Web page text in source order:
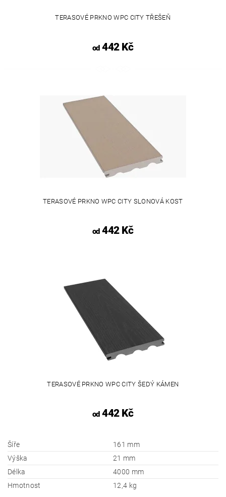
TERASOVÉ PRKNO WPC CITY TŘEŠEŇ
od442 Kč
TERASOVÉ PRKNO WPC CITY SLONOVÁ KOST
od442 Kč
TERASOVÉ PRKNO WPC CITY ŠEDÝ KÁMEN
od442 Kč
Šíře
161 mm
Výška
21 mm
Délka
4000 mm
Hmotnost
12,4 kg